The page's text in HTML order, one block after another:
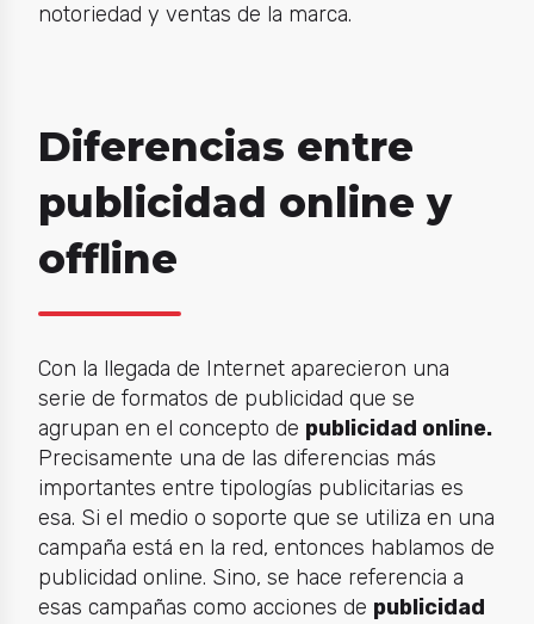
notoriedad y ventas de la marca.
Diferencias entre
publicidad online y
offline
Con la llegada de Internet aparecieron una
serie de formatos de publicidad que se
agrupan en el concepto de publicidad online.
Precisamente una de las diferencias más
importantes entre tipologías publicitarias es
esa. Si el medio o soporte que se utiliza en una
campaña está en la red, entonces hablamos de
publicidad online. Sino, se hace referencia a
esas campañas como acciones de publicidad